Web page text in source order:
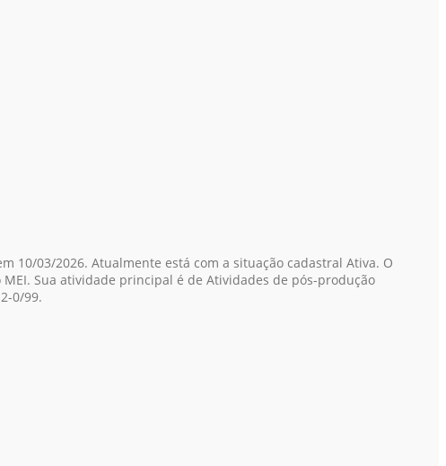
10/03/2026. Atualmente está com a situação cadastral Ativa. O
MEI. Sua atividade principal é de Atividades de pós-produção
0/99.